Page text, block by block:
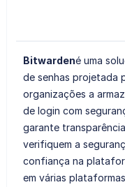
Bitwardené uma
de senhas projetada
organizações a
de login com
garante
verifiquem a
confiança na
em várias